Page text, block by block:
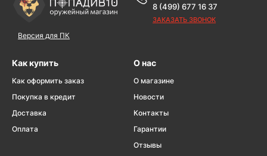
Версия для ПК
8 (499) 677 16 37
ЗАКАЗАТЬ ЗВОНОК
Как купить
Как оформить заказ
Покупка в кредит
Доставка
Оплата
О нас
О магазине
Новости
Контакты
Гарантии
Отзывы